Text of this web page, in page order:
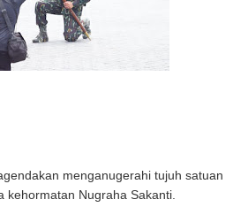
menganugerahi tujuh satuan
kehormatan Nugraha Sakanti.